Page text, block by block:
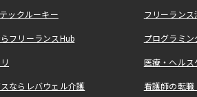
ックルーキー フリーラン
フリーランスHub プログラミ
医療・ヘル
ならレバウェル介護 看護師の転